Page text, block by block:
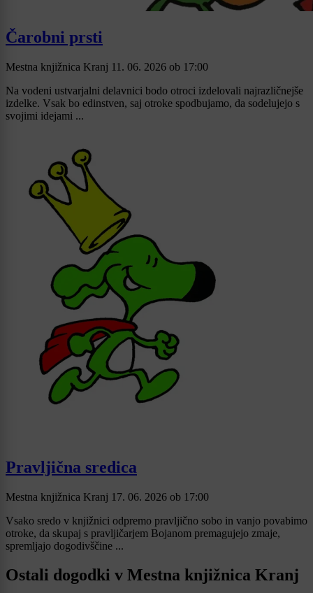
Čarobni prsti
Mestna knjižnica Kranj 11. 06. 2026 ob 17:00
Na vodeni ustvarjalni delavnici bodo otroci izdelovali najrazličnejše
izdelke. Vsak bo edinstven, saj otroke spodbujamo, da sodelujejo s
svojimi idejami ...
Pravljična sredica
Mestna knjižnica Kranj 17. 06. 2026 ob 17:00
Vsako sredo v knjižnici odpremo pravljično sobo in vanjo povabimo
otroke, da skupaj s pravljičarjem Bojanom premagujejo zmaje,
spremljajo dogodivščine ...
Ostali dogodki v Mestna knjižnica Kranj